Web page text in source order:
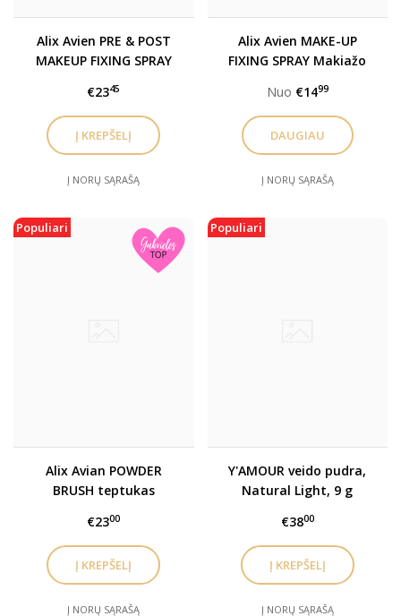
Alix Avien PRE & POST
MAKEUP FIXING SPRAY
€2345
Į NORŲ SĄRAŠĄ
Alix Avien MAKE-UP
FIXING SPRAY Makiažo
Nuo €1499
DAUGIAU
Į NORŲ SĄRAŠĄ
Populiari
Alix Avian POWDER
BRUSH teptukas
€2300
Į NORŲ SĄRAŠĄ
Populiari
Y'AMOUR veido pudra,
Natural Light, 9 g
€3800
Į NORŲ SĄRAŠĄ